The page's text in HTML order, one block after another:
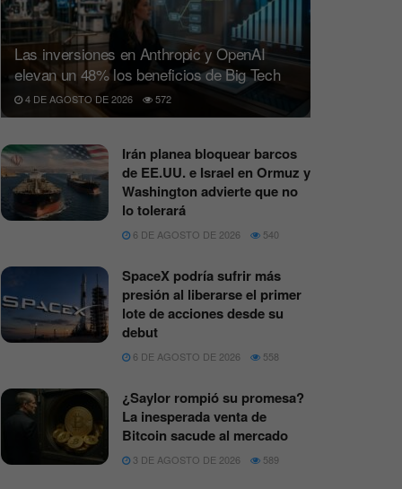
Las inversiones en Anthropic y OpenAI
elevan un 48% los beneficios de Big Tech
4 DE AGOSTO DE 2026 572
Irán planea bloquear barcos
de EE.UU. e Israel en Ormuz y
Washington advierte que no
lo tolerará
6 DE AGOSTO DE 2026 540
SpaceX podría sufrir más
presión al liberarse el primer
lote de acciones desde su
debut
6 DE AGOSTO DE 2026 558
¿Saylor rompió su promesa?
La inesperada venta de
Bitcoin sacude al mercado
3 DE AGOSTO DE 2026 589